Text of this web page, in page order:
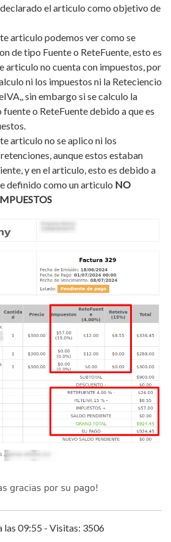
el articulo como objetivo de
articulo podemos ver como se
de tipo Fuente o ReteFuente, esto es
articulo no cuenta con impuestos, por
ni los impuestos ni la Reteciencio
sin embargo si se calculo la
o ReteFuente debido a que es
articulo no se aplico ni los
aunque estos estaban
y en el articulo, esto es debido a
definido como un articulo NO
las 09:55 - Visitas: 3506